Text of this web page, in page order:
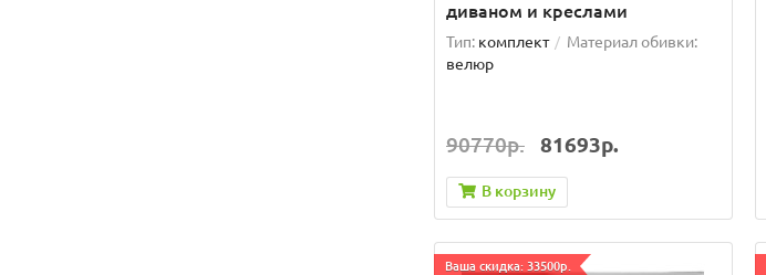
диваном и креслами
Тип: комплект
Материал обивки:
велюр
90770р. 81693р.
В корзину
Ваша скидка: 33500р.